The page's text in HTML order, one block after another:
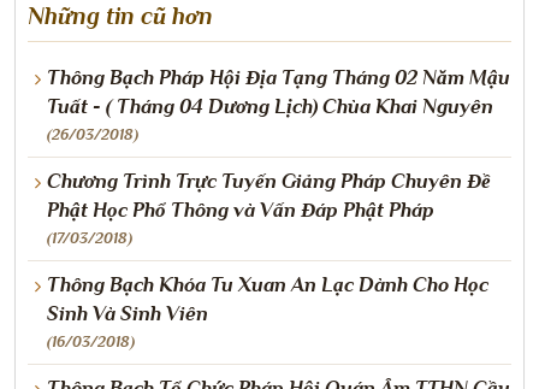
Những tin cũ hơn
Thông Bạch Pháp Hội Địa Tạng Tháng 02 Năm Mậu
Tuất - ( Tháng 04 Dương Lịch) Chùa Khai Nguyên
(26/03/2018)
Chương Trình Trực Tuyến Giảng Pháp Chuyên Đề
Phật Học Phổ Thông và Vấn Đáp Phật Pháp
(17/03/2018)
Thông Bạch Khóa Tu Xuan An Lạc Dành Cho Học
Sinh Và Sinh Viên
(16/03/2018)